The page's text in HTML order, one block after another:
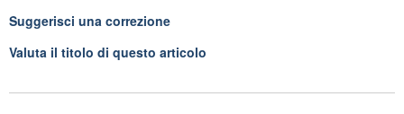
Suggerisci una correzione
Valuta il titolo di questo articolo